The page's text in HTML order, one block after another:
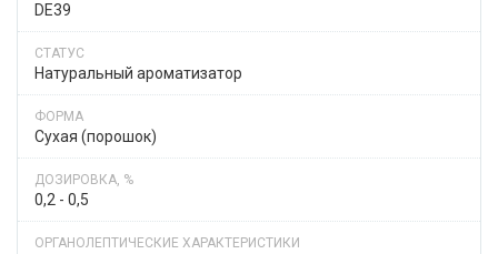
DE39
Натуральный ароматизатор
Сухая (порошок)
0,2 - 0,5